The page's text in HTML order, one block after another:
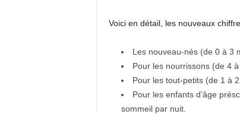
Voici en détail, les nouveaux
Les nouveau-nés (de 0 à 3
Pour les nourrissons (de 4
Pour les tout-petits (de 1 à
Pour les enfants d’âge
sommeil par nuit.